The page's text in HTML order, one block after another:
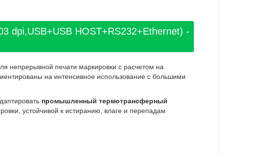
dpi,USB+USB HOST+RS232+Ethernet) -
непрерывной печати маркировки с расчетом на
на интенсивное использование с большими
промышленный термотрансферный
устойчивой к истиранию, влаге и перепадам